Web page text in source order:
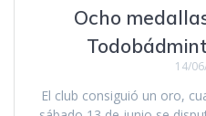
Ocho
14/
El club consiguió un oro,